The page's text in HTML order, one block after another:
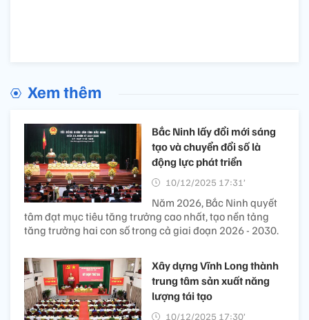
Xem thêm
Bắc Ninh lấy đổi mới sáng
tạo và chuyển đổi số là
động lực phát triển
10/12/2025 17:31’
Năm 2026, Bắc Ninh quyết
tâm đạt mục tiêu tăng trưởng cao nhất, tạo nền tảng
tăng trưởng hai con số trong cả giai đoạn 2026 - 2030.
Xây dựng Vĩnh Long thành
trung tâm sản xuất năng
lượng tái tạo
10/12/2025 17:30’